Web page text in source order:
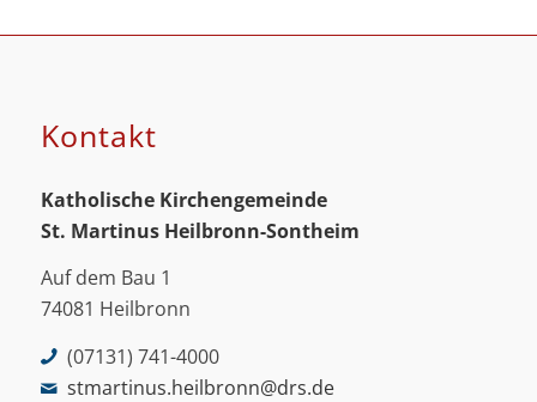
Kontakt
Katholische Kirchengemeinde
St. Martinus Heilbronn-Sontheim
Auf dem Bau 1
74081 Heilbronn
(07131) 741-4000
stmartinus.heilbronn@drs.de